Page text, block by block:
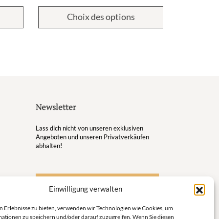
Einwilligung verwalten
Erlebnisse zu bieten, verwenden wir Technologien wie Cookies, um
zu speichern und/oder darauf zuzugreifen. Wenn Sie diesen
Choix des options
Newsletter
Lass dich nicht von unseren exklusiven
Angeboten und unseren Privatverkäufen
abhalten!
S'inscrire à la newsletter